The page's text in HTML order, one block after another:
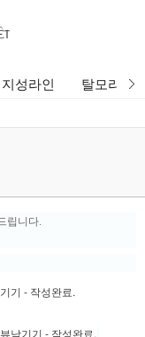
지성라인
탈모라인
립니다.
기 - 작성완료.
남기기 - 작성완료.